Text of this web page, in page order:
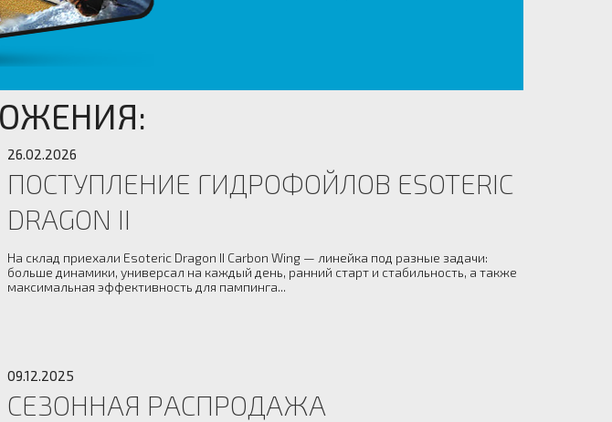
26.02.2026
ПОСТУПЛЕНИЕ ГИДРОФОЙЛОВ ESOTERIC
DRAGON II
На склад приехали Esoteric Dragon II Carbon Wing — линейка под разные задачи:
больше динамики, универсал на каждый день, ранний старт и стабильность, а также
максимальная эффективность для пампинга...
09.12.2025
СЕЗОННАЯ РАСПРОДАЖА